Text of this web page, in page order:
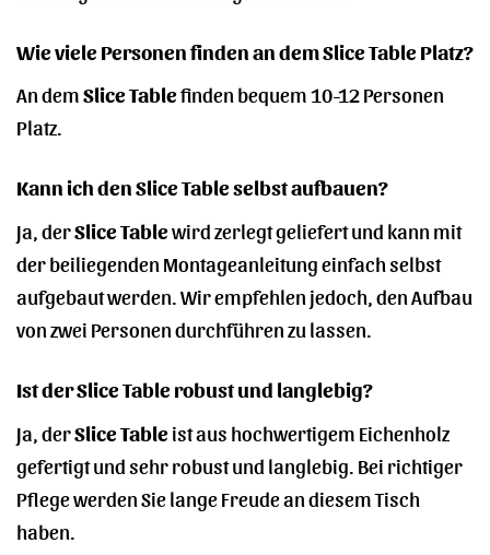
Wie viele Personen finden an dem Slice Table Platz?
An demSlice Tablefinden bequem 10-12 Personen
Platz.
Kann ich den Slice Table selbst aufbauen?
Ja, derSlice Tablewird zerlegt geliefert und kann mit
der beiliegenden Montageanleitung einfach selbst
aufgebaut werden. Wir empfehlen jedoch, den Aufbau
von zwei Personen durchführen zu lassen.
Ist der Slice Table robust und langlebig?
Ja, derSlice Tableist aus hochwertigem Eichenholz
gefertigt und sehr robust und langlebig. Bei richtiger
Pflege werden Sie lange Freude an diesem Tisch
haben.